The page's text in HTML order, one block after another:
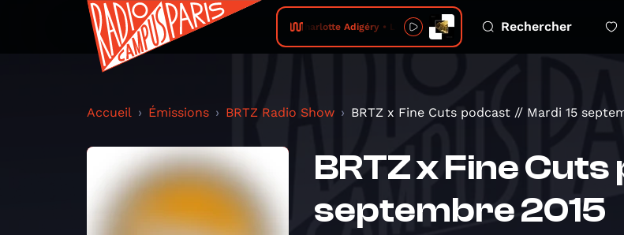
Charlotte Adigéry • Le froid Rechercher
Accueil Émissions BRTZ Radio Show BRTZ x Fine Cuts podcast // Mardi 15
BRTZ x Fine
septembre 2015